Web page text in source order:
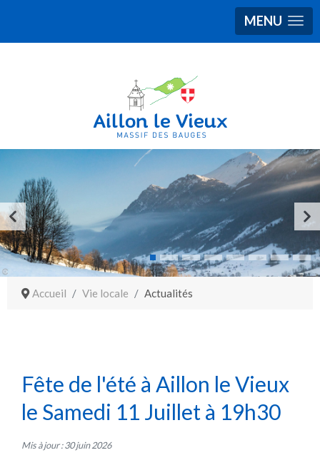
MENU
Accueil Vie locale Actualités
Fête de l'été à Aillon le Vieux
le Samedi 11 Juillet à 19h30
Mis à jour : 30 juin 2026